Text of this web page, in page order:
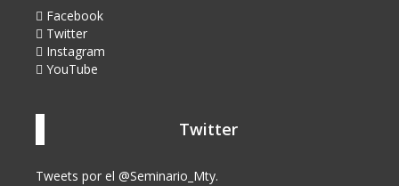
Facebook
Twitter
Instagram
YouTube
Twitter
Tweets por el @Seminario_Mty.